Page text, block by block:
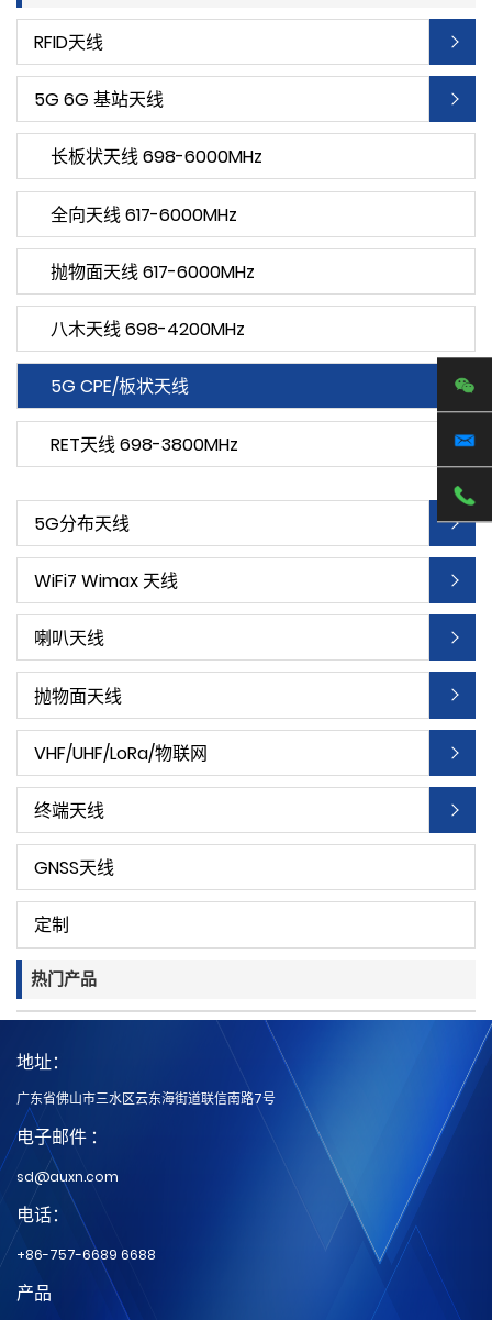
RFID天线
5G 6G 基站天线
长板状天线 698-6000MHz
全向天线 617-6000MHz
抛物面天线 617-6000MHz
八木天线 698-4200MHz
5G CPE/板状天线
RET天线 698-3800MHz
5G分布天线
WiFi7 Wimax 天线
喇叭天线
抛物面天线
VHF/UHF/LoRa/物联网
终端天线
GNSS天线
定制
热门产品
地址：
广东省佛山市三水区云东海街道联信南路7号
电子邮件 ：
sd@auxn.com
电话：
+86-757-6689 6688
产品